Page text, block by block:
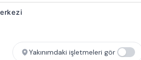
Yakınımdaki işletmeleri gör